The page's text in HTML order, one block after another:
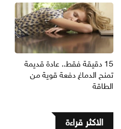
15 دقيقة فقط.. عادة قديمة
تمنح الدماغ دفعة قوية من
الطاقة
الاكثر قراءة